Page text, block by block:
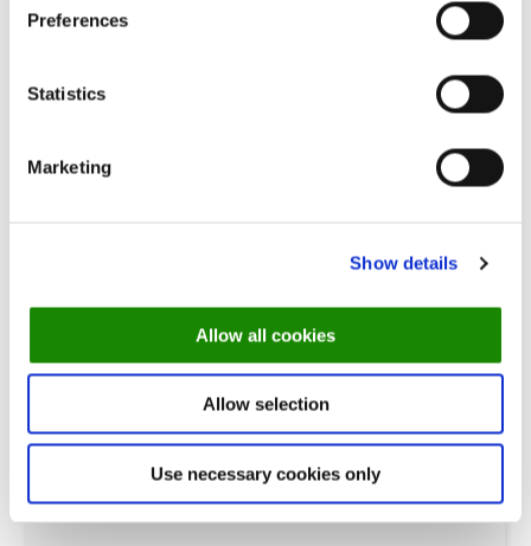
Preferences
Statistics
Marketing
Show details
Allow all cookies
Allow selection
Use necessary cookies only
Egy étterem
Vonzz több vendéget azáltal, hogy látogatóid
számára zökkenőmentes foglalási élményt,
személyre szabott emlékeztetőket és célzott
kommunikációt kínálsz.